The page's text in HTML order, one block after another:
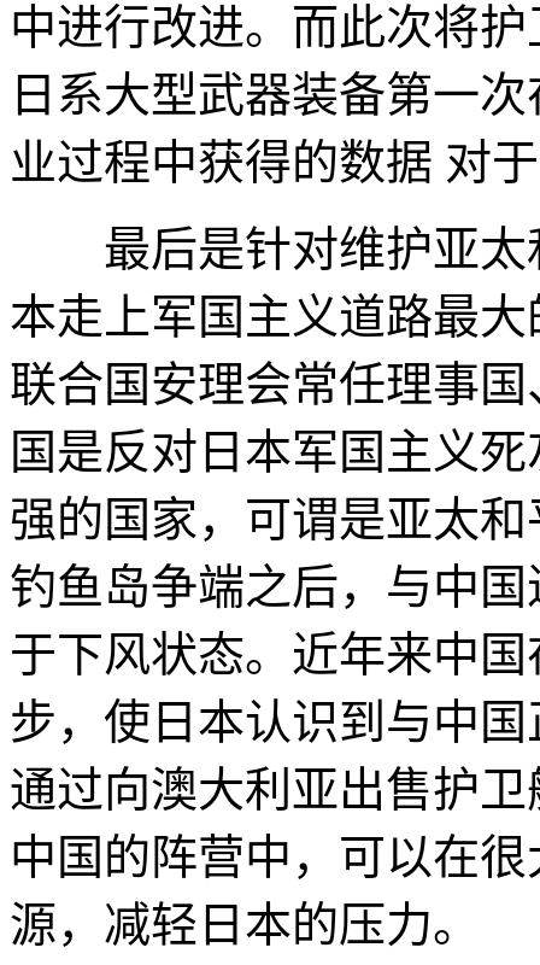
中进行改进。而此次将
日系大型武器装备第一
业过程中获得的数据 对
最后是针对维护亚太
本走上军国主义道路最
联合国安理会常任理事
国是反对日本军国主义
强的国家，可谓是亚太
钓鱼岛争端之后，与中
于下风状态。近年来中
步，使日本认识到与中
通过向澳大利亚出售护
中国的阵营中，可以在
源，减轻日本的压力。